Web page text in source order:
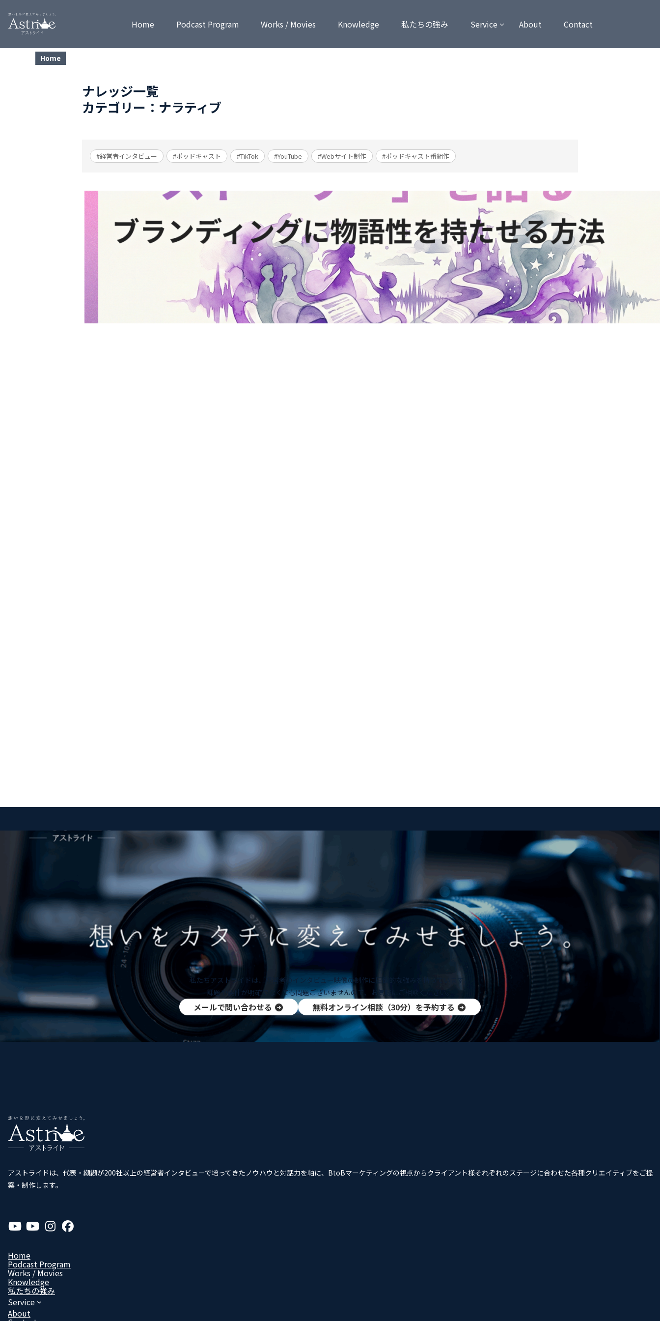
Home
Home Podcast Program Works / Movies Know­ledge 私たちの強み Service About Contact
ナレッジ一覧
カテゴリー：ナラティブ
#経営者インタビュー #ポッドキャスト #TikTok #YouTube #Webサイト制作 #ポッドキャスト番組作
私たちアストライドは、経営者のインタビュー映像の制作に圧倒的な強みを持っています。
課題や要件が明確でなくても問題ございませんので、お気軽にご相談ください。
メールで問い合わせる 無料オンライン相談（30分）を予約する
アストライドは、代表・纐纈が200社以上の経営者インタビューで培ってきたノウハウと対話力を軸に、BtoBマーケティングの視点からクライアント様それぞれのステージに合わせた各種クリエイティブをご提
案・制作します。
ア
イ
リ
ン
ク
ア
イ
リ
ン
ク
ア
イ
ン
ク
ア
イ
ン
ク
Home
Podcast Program
Works / Movies
Know­ledge
私たちの強み
Service
About